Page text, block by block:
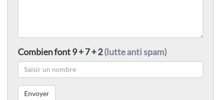
Combien font 9 + 7 + 2(lutte anti spam)